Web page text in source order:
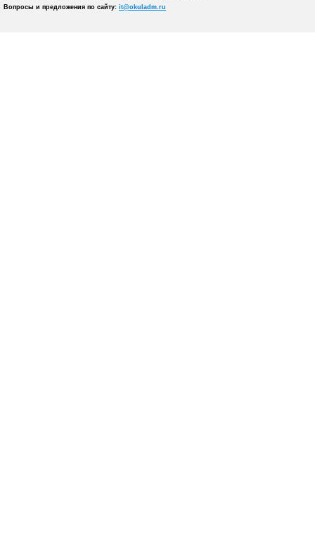
Вопросы и предложения по сайту: it@okuladm.ru